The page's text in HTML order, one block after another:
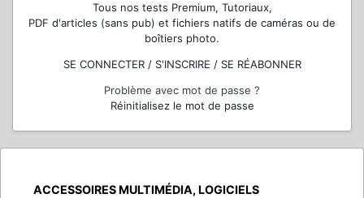
Tous nos tests Premium, Tutoriaux,
PDF d'articles (sans pub) et fichiers natifs de caméras ou de
boîtiers photo.
SE CONNECTER / S'INSCRIRE / SE RÉABONNER
Problème avec mot de passe ?
Réinitialisez le mot de passe
ACCESSOIRES MULTIMÉDIA, LOGICIELS